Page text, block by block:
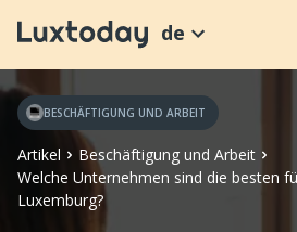
de
Artikel
Beschäftigung und Arbeit
Welche Unternehmen sind die besten
Luxemburg?
BESCHÄFTIGUNG UND ARBEIT